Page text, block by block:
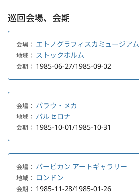
巡回会場、会期
会場： エトノグラフィスカミュージアム
地域： ストックホルム
会期： 1985-06-27/1985-09-02
会場： パラウ・メカ
地域： バルセロナ
会期： 1985-10-01/1985-10-31
会場： バービカン アートギャラリー
地域： ロンドン
会期： 1985-11-28/1985-01-26